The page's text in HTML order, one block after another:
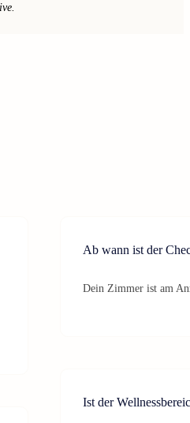
Ab wann ist der
Dein Zimmer ist am
Ist der